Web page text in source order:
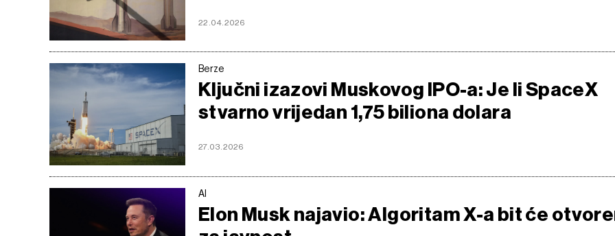
22.04.2026
Berze
Ključni izazovi Muskovog IPO-a: Je li SpaceX
stvarno vrijedan 1,75 biliona dolara
27.03.2026
AI
Elon Musk najavio: Algoritam X-a bit će